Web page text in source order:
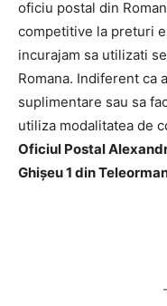
oficiu postal din
competitive la preturi
incurajam sa utilizati
Romana. Indiferent ca
suplimentare sau sa
utiliza modalitatea de
Oficiul Postal
Ghişeu 1 din